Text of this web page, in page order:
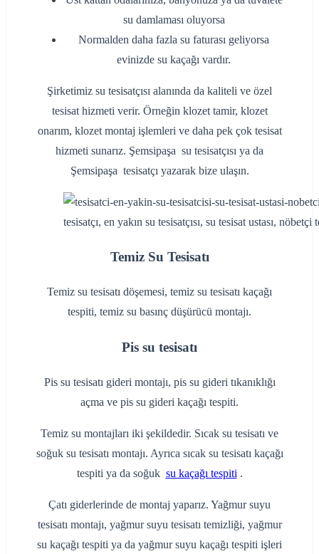
su damlaması oluyorsa
Normalden daha fazla su faturası geliyorsa
evinizde su kaçağı vardır.
Şirketimiz su tesisatçısı alanında da kaliteli ve özel
tesisat hizmeti verir. Örneğin klozet tamir, klozet
onarım, klozet montaj işlemleri ve daha pek çok tesisat
hizmeti sunarız. Şemsipaşa su tesisatçısı ya da
Şemsipaşa tesisatçı yazarak bize ulaşın.
tesisatçı, en yakın su tesisatçısı, su tesisat ustası, nöbetçi
Temiz Su Tesisatı
Temiz su tesisatı döşemesi, temiz su tesisatı kaçağı
tespiti, temiz su basınç düşürücü montajı.
Pis su tesisatı
Pis su tesisatı gideri montajı, pis su gideri tıkanıklığı
açma ve pis su gideri kaçağı tespiti.
Temiz su montajları iki şekildedir. Sıcak su tesisatı ve
soğuk su tesisatı montajı. Ayrıca sıcak su tesisatı kaçağı
tespiti ya da soğuk su kaçağı tespiti .
Çatı giderlerinde de montaj yaparız. Yağmur suyu
tesisatı montajı, yağmur suyu tesisatı temizliği, yağmur
su kaçağı tespiti ya da yağmur suyu kaçağı tespiti işleri